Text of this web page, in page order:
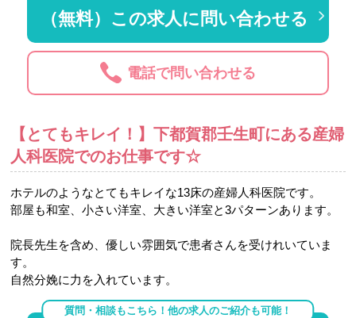
（無料）この求人に問い合わせる
電話で問い合わせる
【とてもキレイ！】下都賀郡壬生町にある産婦
人科医院でのお仕事です☆
ホテルのようなとてもキレイな13床の産婦人科医院です。
部屋も和室、小さい洋室、大きい洋室と3パターンあります。
院長先生を含め、優しい雰囲気で患者さんを受けれいていま
す。
自然分娩に力を入れています。
質問・相談もこちら！他の求人のご紹介も可能！